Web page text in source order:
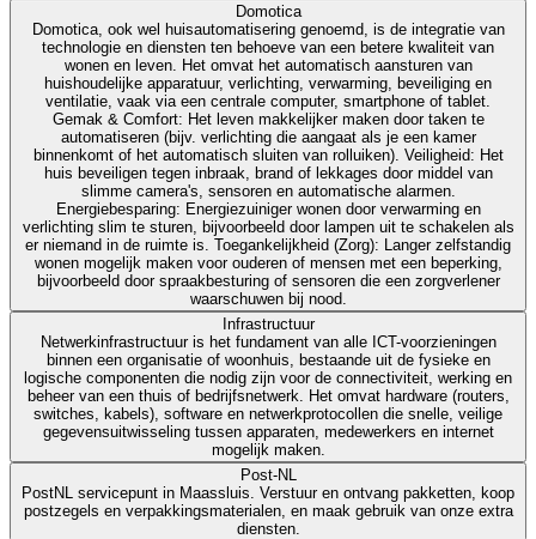
Domotica
Domotica, ook wel huisautomatisering genoemd, is de integratie van
technologie en diensten ten behoeve van een betere kwaliteit van
wonen en leven. Het omvat het automatisch aansturen van
huishoudelijke apparatuur, verlichting, verwarming, beveiliging en
ventilatie, vaak via een centrale computer, smartphone of tablet.
Gemak & Comfort: Het leven makkelijker maken door taken te
automatiseren (bijv. verlichting die aangaat als je een kamer
binnenkomt of het automatisch sluiten van rolluiken). Veiligheid: Het
huis beveiligen tegen inbraak, brand of lekkages door middel van
slimme camera's, sensoren en automatische alarmen.
Energiebesparing: Energiezuiniger wonen door verwarming en
verlichting slim te sturen, bijvoorbeeld door lampen uit te schakelen als
er niemand in de ruimte is. Toegankelijkheid (Zorg): Langer zelfstandig
wonen mogelijk maken voor ouderen of mensen met een beperking,
bijvoorbeeld door spraakbesturing of sensoren die een zorgverlener
waarschuwen bij nood.
Infrastructuur
Netwerkinfrastructuur is het fundament van alle ICT-voorzieningen
binnen een organisatie of woonhuis, bestaande uit de fysieke en
logische componenten die nodig zijn voor de connectiviteit, werking en
beheer van een thuis of bedrijfsnetwerk. Het omvat hardware (routers,
switches, kabels), software en netwerkprotocollen die snelle, veilige
gegevensuitwisseling tussen apparaten, medewerkers en internet
mogelijk maken.
Post-NL
PostNL servicepunt in Maassluis. Verstuur en ontvang pakketten, koop
postzegels en verpakkingsmaterialen, en maak gebruik van onze extra
diensten.